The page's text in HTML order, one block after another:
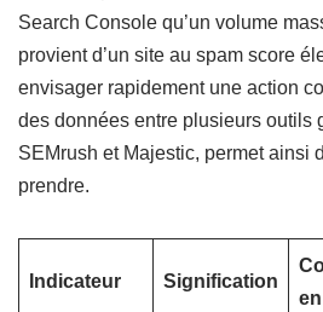
Search Console qu’un volume
provient d’un site au spam score
envisager rapidement une action
des données entre plusieurs outils
SEMrush et Majestic, permet ainsi
prendre.
Indicateur Signification